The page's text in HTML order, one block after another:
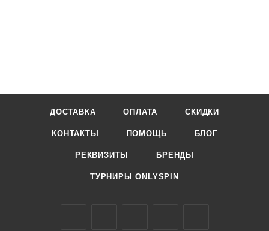
ДОСТАВКА ОПЛАТА СКИДКИ
КОНТАКТЫ ПОМОЩЬ БЛОГ
РЕКВИЗИТЫ БРЕНДЫ
ТУРНИРЫ ONLYSPIN